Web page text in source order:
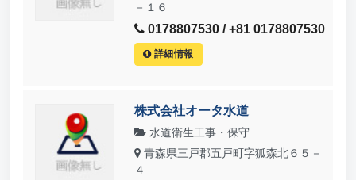
－１６
0178807530 / +81 0178807530
詳細情報
株式会社オータ水道
水道衛生工事・保守
青森県三戸郡五戸町字狐森北６５－
４